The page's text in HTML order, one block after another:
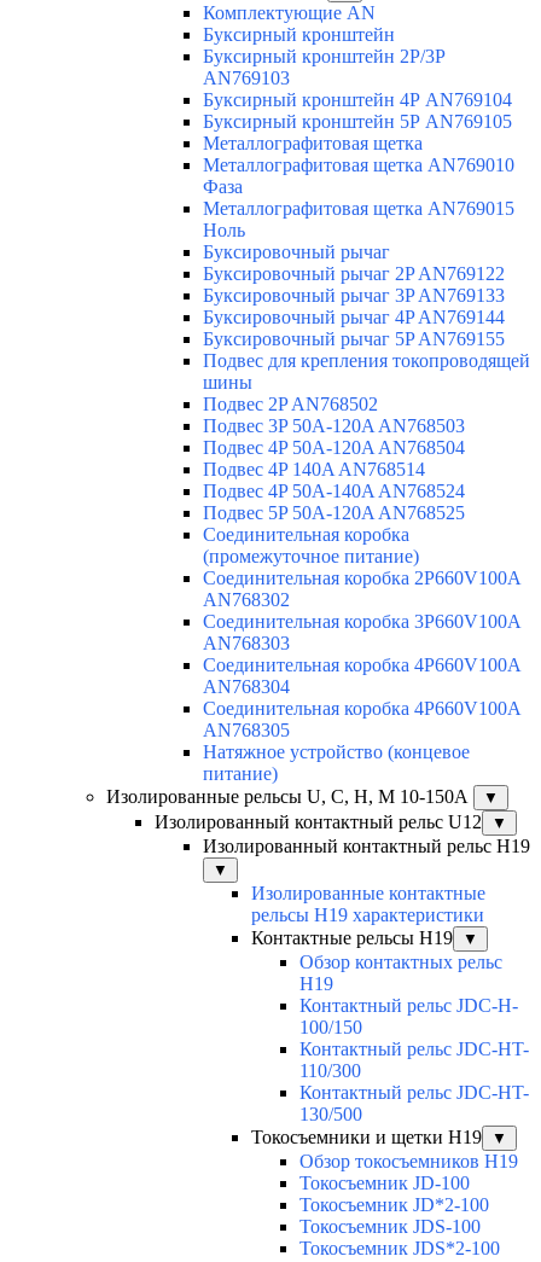
Комплектующие AN
Буксирный кронштейн
Буксирный кронштейн 2Р/3Р
AN769103
Буксирный кронштейн 4Р AN769104
Буксирный кронштейн 5Р AN769105
Металлографитовая щетка
Металлографитовая щетка AN769010
Фаза
Металлографитовая щетка AN769015
Ноль
Буксировочный рычаг
Буксировочный рычаг 2P AN769122
Буксировочный рычаг 3P AN769133
Буксировочный рычаг 4P AN769144
Буксировочный рычаг 5P AN769155
Подвес для крепления токопроводящей
шины
Подвес 2P AN768502
Подвес 3P 50A-120A AN768503
Подвес 4P 50A-120A AN768504
Подвес 4P 140A AN768514
Подвес 4P 50A-140A AN768524
Подвес 5P 50A-120A AN768525
Соединительная коробка
(промежуточное питание)
Соединительная коробка 2P660V100A
AN768302
Соединительная коробка 3P660V100A
AN768303
Соединительная коробка 4P660V100A
AN768304
Соединительная коробка 4P660V100A
AN768305
Натяжное устройство (концевое
питание)
Изолированные рельсы U, C, H, M 10-150А
▼
Изолированный контактный рельс U12 ▼
Изолированный контактный рельс Н19
▼
Изолированные контактные
рельсы Н19 характеристики
Контактные рельсы H19
▼
Обзор контактных рельс
H19
Контактный рельс JDC-H-
100/150
Контактный рельс JDC-HT-
110/300
Контактный рельс JDC-HT-
130/500
Токосъемники и щетки H19
▼
Обзор токосъемников H19
Токосъемник JD-100
Токосъемник JD*2-100
Токосъемник JDS-100
Токосъемник JDS*2-100